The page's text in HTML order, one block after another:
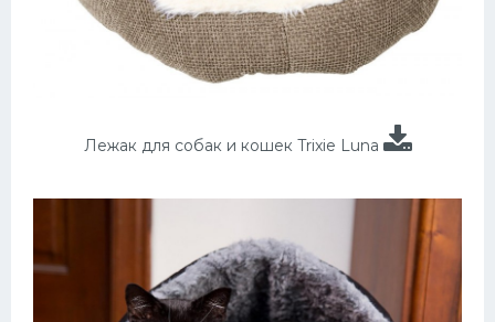
Лежак для собак и кошек Trixie Luna